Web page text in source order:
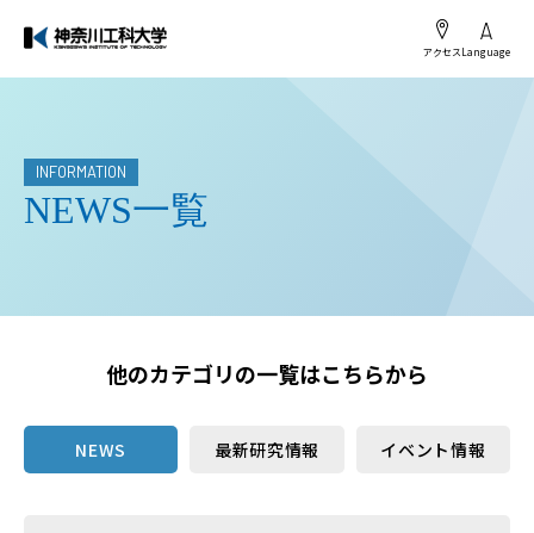
アクセスLanguage
INFORMATION
NEWS一覧
他のカテゴリの一覧はこちらから
NEWS 最新研究情報 イベント情報